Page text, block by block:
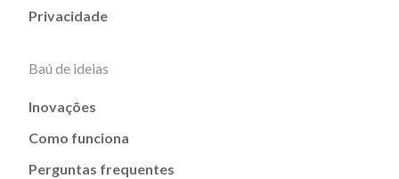
Privacidade
Baú de ideias
Inovações
Como funciona
Perguntas frequentes